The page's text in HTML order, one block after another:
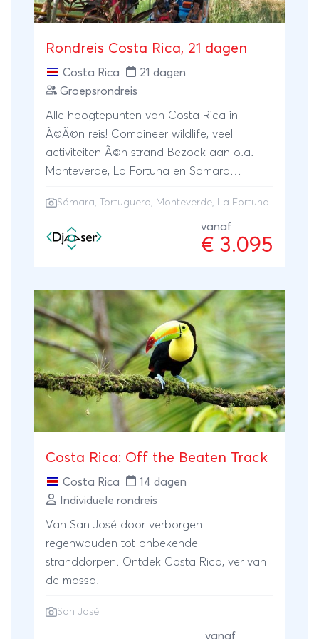
Corobici en ook de watervallen van Llanos
met dagtrips die je vanuit het huis kunt
ondernemen.
Rondreis Costa Rica, 21 dagen
Costa Rica
21 dagen
Groepsrondreis
Alle hoogtepunten van Costa Rica in
Ã©Ã©n reis! Combineer wildlife, veel
activiteiten Ã©n strand Bezoek aan o.a.
Monteverde, La Fortuna en Samara
adembenemende Tortuguero
Sámara, Tortuguero, Monteverde, La Fortuna
vanaf
€ 3.095
Costa Rica: Off the Beaten Track
Costa Rica
14 dagen
Individuele rondreis
Van San José door verborgen
regenwouden tot onbekende
stranddorpen. Ontdek Costa Rica, ver van
de massa.
San José
vanaf